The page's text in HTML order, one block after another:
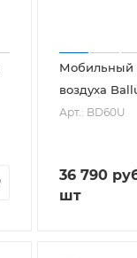
Мобильный
воздуха
Арт.: BD60U
36 790
шт